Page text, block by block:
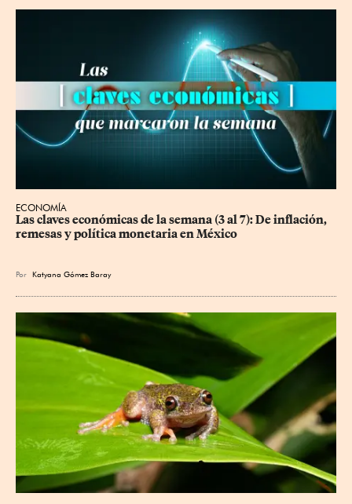
ECONOMÍA
Las claves económicas de la semana (3 al 7): De inflación,
remesas y política monetaria en México
Por Katyana Gómez Baray